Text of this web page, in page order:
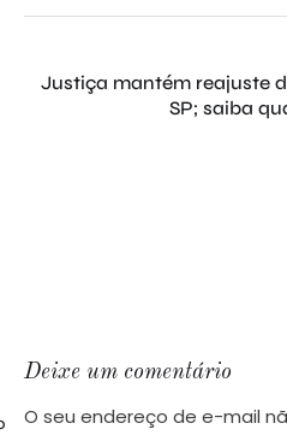
Justiça mantém reajuste
SP; saiba
Deixe um comentário
O seu endereço de e-mail